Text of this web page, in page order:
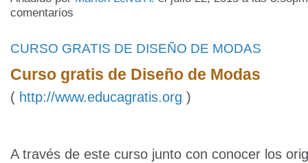
comentarios
CURSO GRATIS DE DISEÑO DE MODAS
Curso gratis de Diseño de Modas
( http://www.educagratis.org )
A través de este curso junto con conocer los